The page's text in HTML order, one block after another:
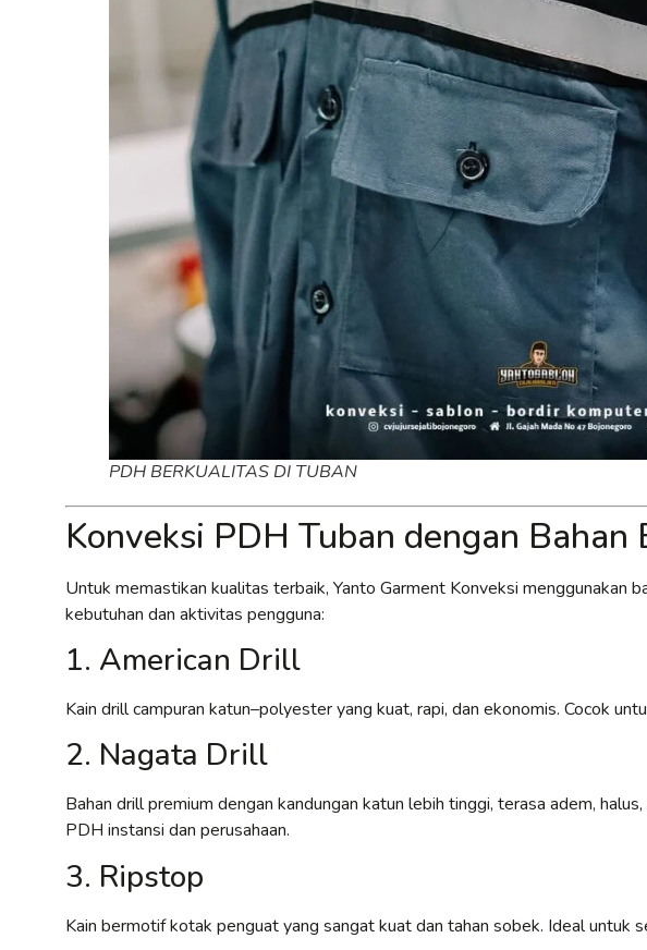
PDH BERKUALITAS DI TUBAN
Konveksi PDH Tuban dengan Bahan
Untuk memastikan kualitas terbaik, Yanto Garment Konveksi menggunakan
kebutuhan dan aktivitas pengguna:
1. American Drill
Kain drill campuran katun–polyester yang kuat, rapi, dan ekonomis. Cocok
2. Nagata Drill
Bahan drill premium dengan kandungan katun lebih tinggi, terasa adem,
PDH instansi dan perusahaan.
3. Ripstop
Kain bermotif kotak penguat yang sangat kuat dan tahan sobek. Ideal untuk